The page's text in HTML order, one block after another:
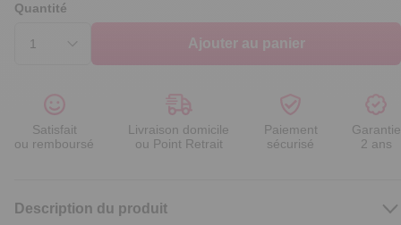
Quantité
Ajouter au panier
Satisfait
ou remboursé
Livraison domicile
ou Point Retrait
Paiement
sécurisé
Garantie
2 ans
Description du produit